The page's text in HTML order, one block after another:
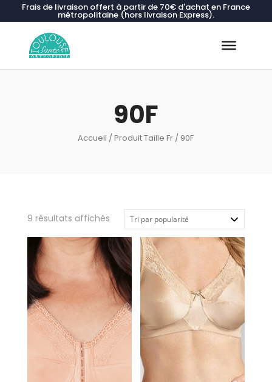
Frais de livraison offert à partir de 70€ d'achat en France
métropolitaine (hors livraison Express).
90F
Accueil / Produit Taille Fr / 90F
9 résultats affichésTrié
popularité